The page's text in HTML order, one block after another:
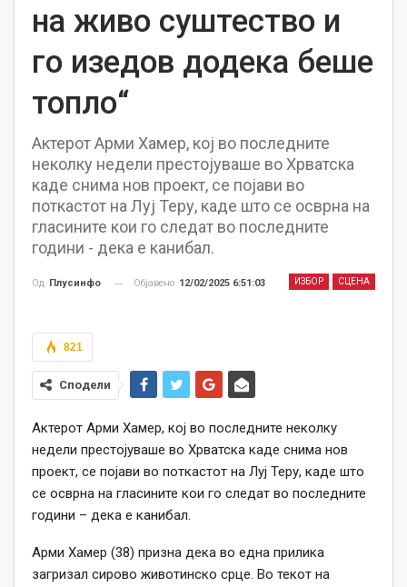
на живо суштество и
го изедов додека беше
топло“
Актерот Арми Хамер, кој во последните
неколку недели престојуваше во Хрватска
каде снима нов проект, се појави во
поткастот на Луј Теру, каде што се осврна на
гласините кои го следат во последните
години - дека е канибал.
ИЗБОР СЦЕНА
Од Плусинфо Објавено 12/02/2025 6:51:03
821
Сподели
Актерот Арми Хамер, кој во последните неколку
недели престојуваше во Хрватска каде снима нов
проект, се појави во поткастот на Луј Теру, каде што
се осврна на гласините кои го следат во последните
години – дека е канибал.
Арми Хамер (38) призна дека во една прилика
загризал сирово животинско срце. Во текот на